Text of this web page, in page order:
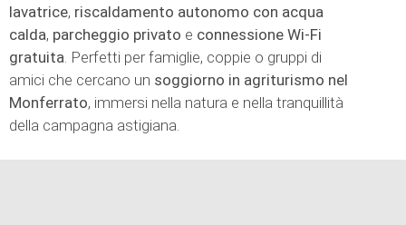
lavatrice, riscaldamento autonomo con acqua
calda, parcheggio privato e connessione Wi-Fi
gratuita. Perfetti per famiglie, coppie o gruppi di
amici che cercano un soggiorno in agriturismo nel
Monferrato, immersi nella natura e nella tranquillità
della campagna astigiana.